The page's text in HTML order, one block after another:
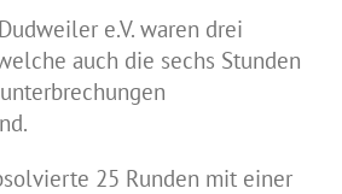
e.V. waren drei
auch die sechs Stunden
25 Runden mit einer